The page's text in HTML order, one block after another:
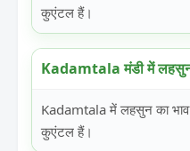
कुएंटल हैं।
Kadamtala मंडी में लहसुन
Kadamtala में लहसुन का
कुएंटल हैं।